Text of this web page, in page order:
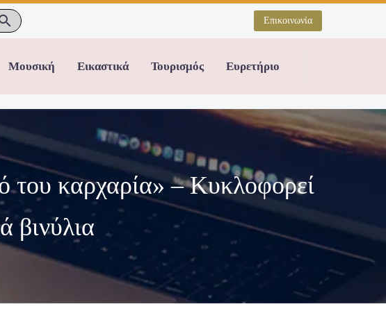
Επικοινωνία
Μουσική Εικαστικά Τουρισμός Ευρετήριο
καρχαρία» – Κυκλοφορεί
βινύλια